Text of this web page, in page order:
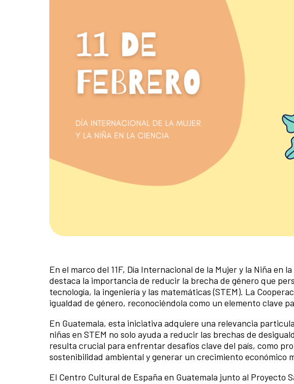
En el marco del 11F, Día Internacional de la Mujer y la Niña en
destaca la importancia de reducir la brecha de género que
tecnología, la ingeniería y las matemáticas (STEM). La
igualdad de género, reconociéndola como un elemento clave
En Guatemala, esta iniciativa adquiere una relevancia
niñas en STEM no solo ayuda a reducir las brechas de
resulta crucial para enfrentar desafíos clave del país, como
sostenibilidad ambiental y generar un crecimiento económico
El Centro Cultural de España en Guatemala junto al Proyecto